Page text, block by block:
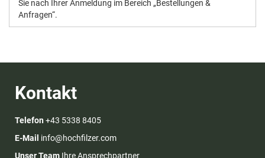
Sie nach Ihrer Anmeldung im Bereich „Bestellungen &
Anfragen“.
Kontakt
Telefon +43 5338 8405
E-Mail info@hochfilzer.com
Unser Team Ihre Ansprechpartner